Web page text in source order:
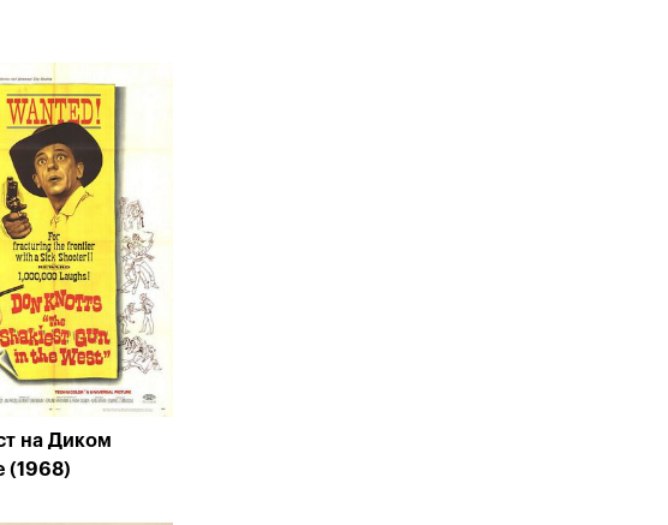
на Диком
(1968)